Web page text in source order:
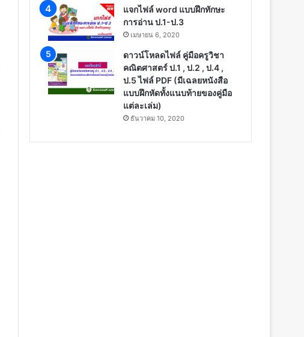
แจกไฟล์ word แบบฝึกทักษะ
การอ่าน ป.1-ป.3
เมษายน 6, 2020
ดาวน์โหลดไฟล์ คู่มือครูวิชา
คณิตศาสตร์ ป.1 , ป.2 , ป.4 ,
ป.5 ไฟล์ PDF (มีเฉลยหนังสือ
แบบฝึกหัดทั้งแนบท้ายของคู่มือ
แต่ละเล่ม)
ธันวาคม 10, 2020